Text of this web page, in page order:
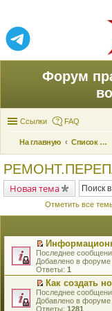
Форум
Ссылки FAQ
На главную Список форумов
Новая тема
Отметить все
П
е
р
е
й
т
и
к
Последнее
Добавлено в форуме
Ответы: 1
П
е
р
Как создать
Последнее
Добавлено в форуме
Ответы: 1281